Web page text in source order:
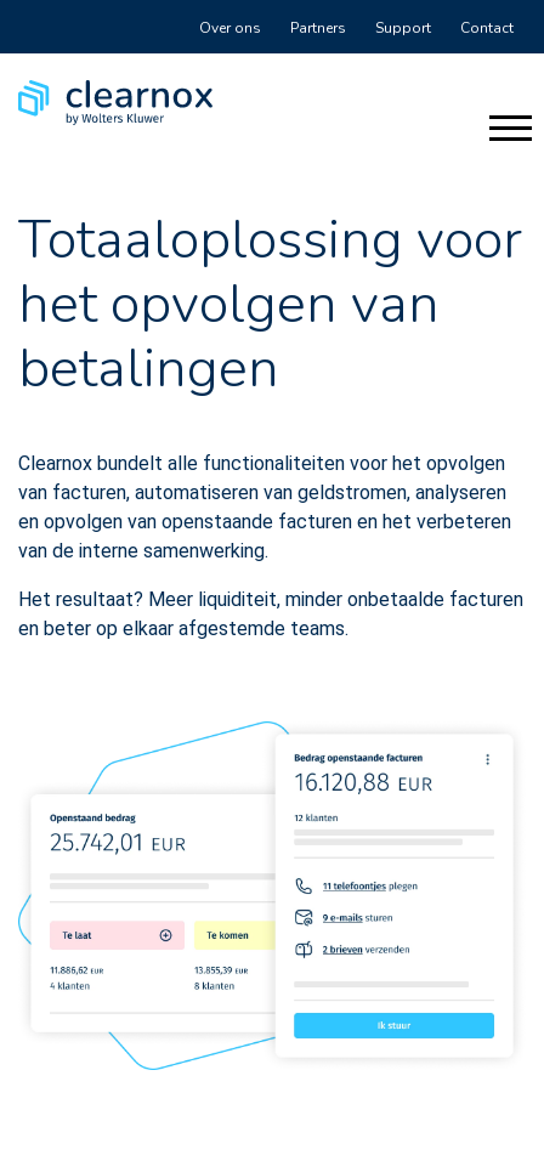
Over ons Partners Support Contact
Totaaloplossing voor
het opvolgen van
betalingen
Clearnox bundelt alle functionaliteiten voor het opvolgen
van facturen, automatiseren van geldstromen, analyseren
en opvolgen van openstaande facturen en het verbeteren
van de interne samenwerking.
Het resultaat? Meer liquiditeit, minder onbetaalde facturen
en beter op elkaar afgestemde teams.